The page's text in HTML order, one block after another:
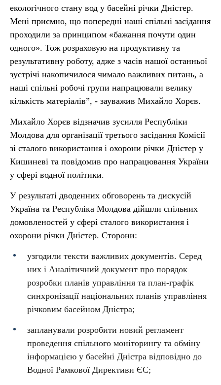
екологічного стану вод у басейні річки Дністер.
Мені приємно, що попередні наші спільні засідання
проходили за принципом «бажання почути один
одного». Тож розраховую на продуктивну та
результативну роботу, адже з часів нашої останньої
зустрічі накопичилося чимало важливих питань, а
наші спільні робочі групи напрацювали велику
кількість матеріалів”, - зауважив Михайло Хорєв.
Михайло Хорєв відзначив зусилля Республіки
Молдова для організації третього засідання Комісії
зі сталого використання і охорони річки Дністер у
Кишиневі та повідомив про напрацювання України
у сфері водної політики.
У результаті дводенних обговорень та дискусій
Україна та Республіка Молдова дійшли спільних
домовленостей у сфері сталого використання і
охорони річки Дністер. Сторони:
узгодили тексти важливих документів. Серед
них і Аналітичний документ про порядок
розробки планів управління та план-графік
синхронізації національних планів управління
річковим басейном Дністра;
запланували розробити новий регламент
проведення спільного моніторингу та обміну
інформацією у басейні Дністра відповідно до
Водної Рамкової Директиви ЄС;